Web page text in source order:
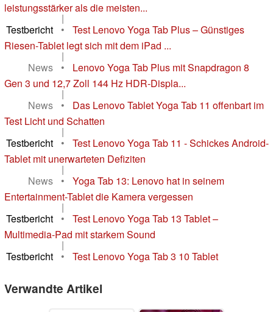
leistungsstärker als die meisten...
|
Testbericht
•
Test Lenovo Yoga Tab Plus – Günstiges
Riesen-Tablet legt sich mit dem iPad ...
|
News
•
Lenovo Yoga Tab Plus mit Snapdragon 8
Gen 3 und 12,7 Zoll 144 Hz HDR-Displa...
|
News
•
Das Lenovo Tablet Yoga Tab 11 offenbart im
Test Licht und Schatten
|
Testbericht
•
Test Lenovo Yoga Tab 11 - Schickes Android-
Tablet mit unerwarteten Defiziten
|
News
•
Yoga Tab 13: Lenovo hat in seinem
Entertainment-Tablet die Kamera vergessen
|
Testbericht
•
Test Lenovo Yoga Tab 13 Tablet –
Multimedia-Pad mit starkem Sound
|
Testbericht
• Test Lenovo Yoga Tab 3 10 Tablet
Verwandte Artikel